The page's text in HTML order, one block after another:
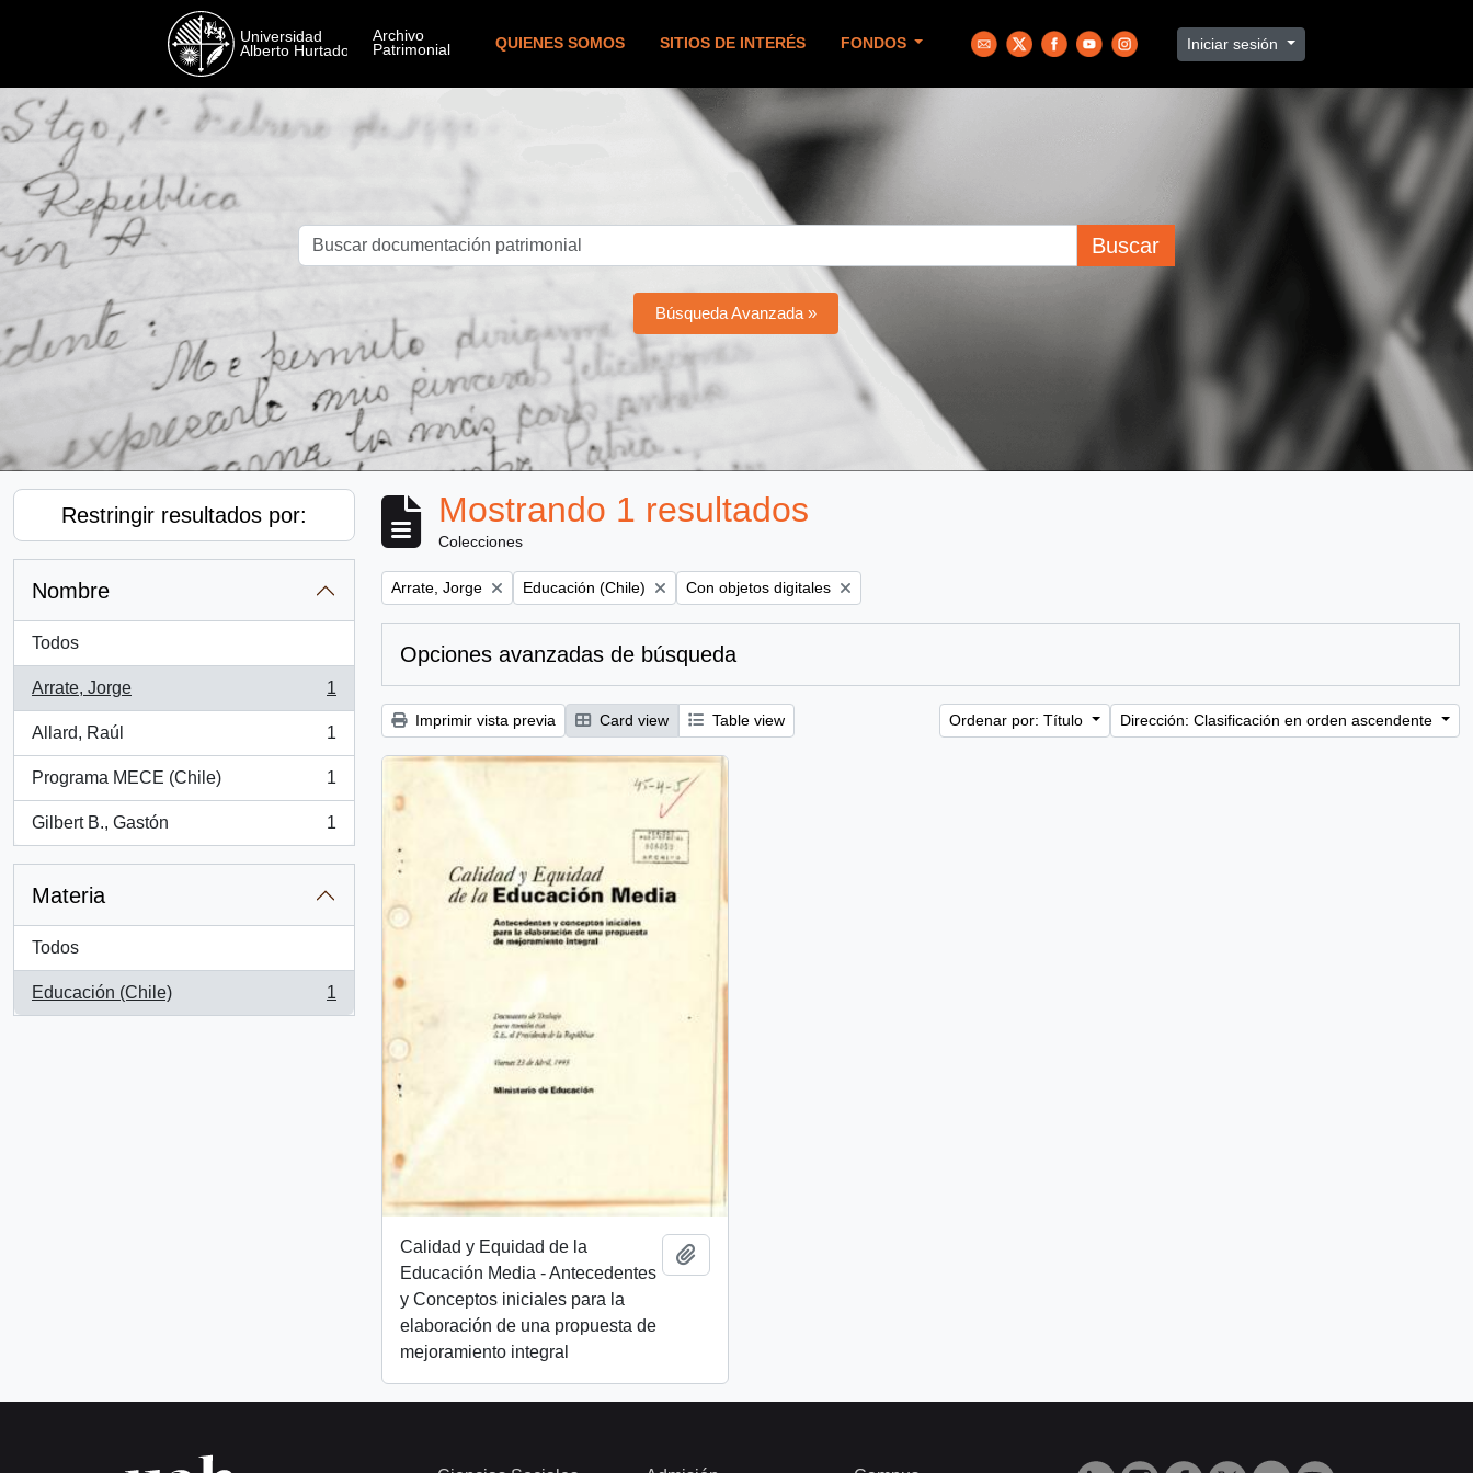
QUIENES SOMOS SITIOS DE INTERÉS FONDOS Iniciar sesión
Buscar
Búsqueda Avanzada »
Restringir resultados por:
Nombre
Todos
Arrate, Jorge
, 1 resultados
1
Allard, Raúl
, 1 resultados
1
Programa MECE (Chile)
, 1 resultados
1
Gilbert B., Gastón
, 1 resultados
1
Materia
Todos
Educación (Chile)
, 1 resultados
1
Mostrando 1 resultados
Colecciones
Remove filter:
Arrate, Jorge Remove filter:
Educación (Chile) Remove filter:
Con objetos digitales
Opciones avanzadas de búsqueda
Imprimir vista previa Card view Table view Ordenar por: Título Dirección: Clasificación en orden ascendente
Calidad y Equidad de la
Educación Media - Antecedentes
y Conceptos iniciales para la
elaboración de una propuesta de
mejoramiento integral